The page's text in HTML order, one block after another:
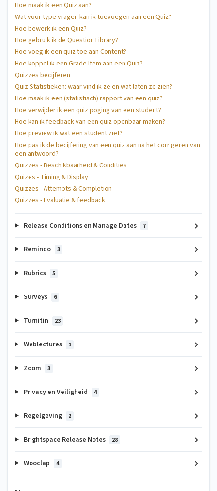
Hoe maak ik een Quiz aan?
Wat voor type vragen kan ik toevoegen aan een Quiz?
Hoe bewerk ik een Quiz?
Hoe gebruik ik de Question Library?
Hoe voeg ik een quiz toe aan Content?
Hoe koppel ik een Grade Item aan een Quiz?
Quizzes becijferen
Quiz Statistieken: waar vind ik ze en wat laten ze zien?
Hoe maak ik een (statistisch) rapport van een quiz?
Hoe verwijder ik een quiz poging van een student?
Hoe kan ik feedback van een quiz openbaar maken?
Hoe preview ik wat een student ziet?
Hoe pas ik de becijfering van een quiz aan na het corrigeren van
een antwoord?
Quizzes - Beschikbaarheid & Condities
Quizes - Timing & Display
Quizzes - Attempts & Completion
Quizzes - Evaluatie & feedback
Release Conditions en Manage Dates 7
Remindo 3
Rubrics 5
Surveys 6
Turnitin 23
Weblectures 1
Zoom 3
Privacy en Veiligheid 4
Regelgeving 2
Brightspace Release Notes 28
Wooclap 4